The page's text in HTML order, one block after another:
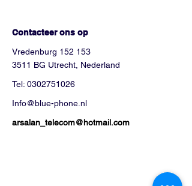
Contacteer ons op
Vredenburg 152 153
3511 BG Utrecht, Nederland
Tel: 0302751026
Info@blue-phone.nl
arsalan_telecom@hotmail.com